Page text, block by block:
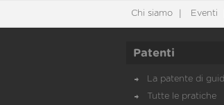
Chi siamo Eventi
Patenti
La patente di
Tutte le pratiche